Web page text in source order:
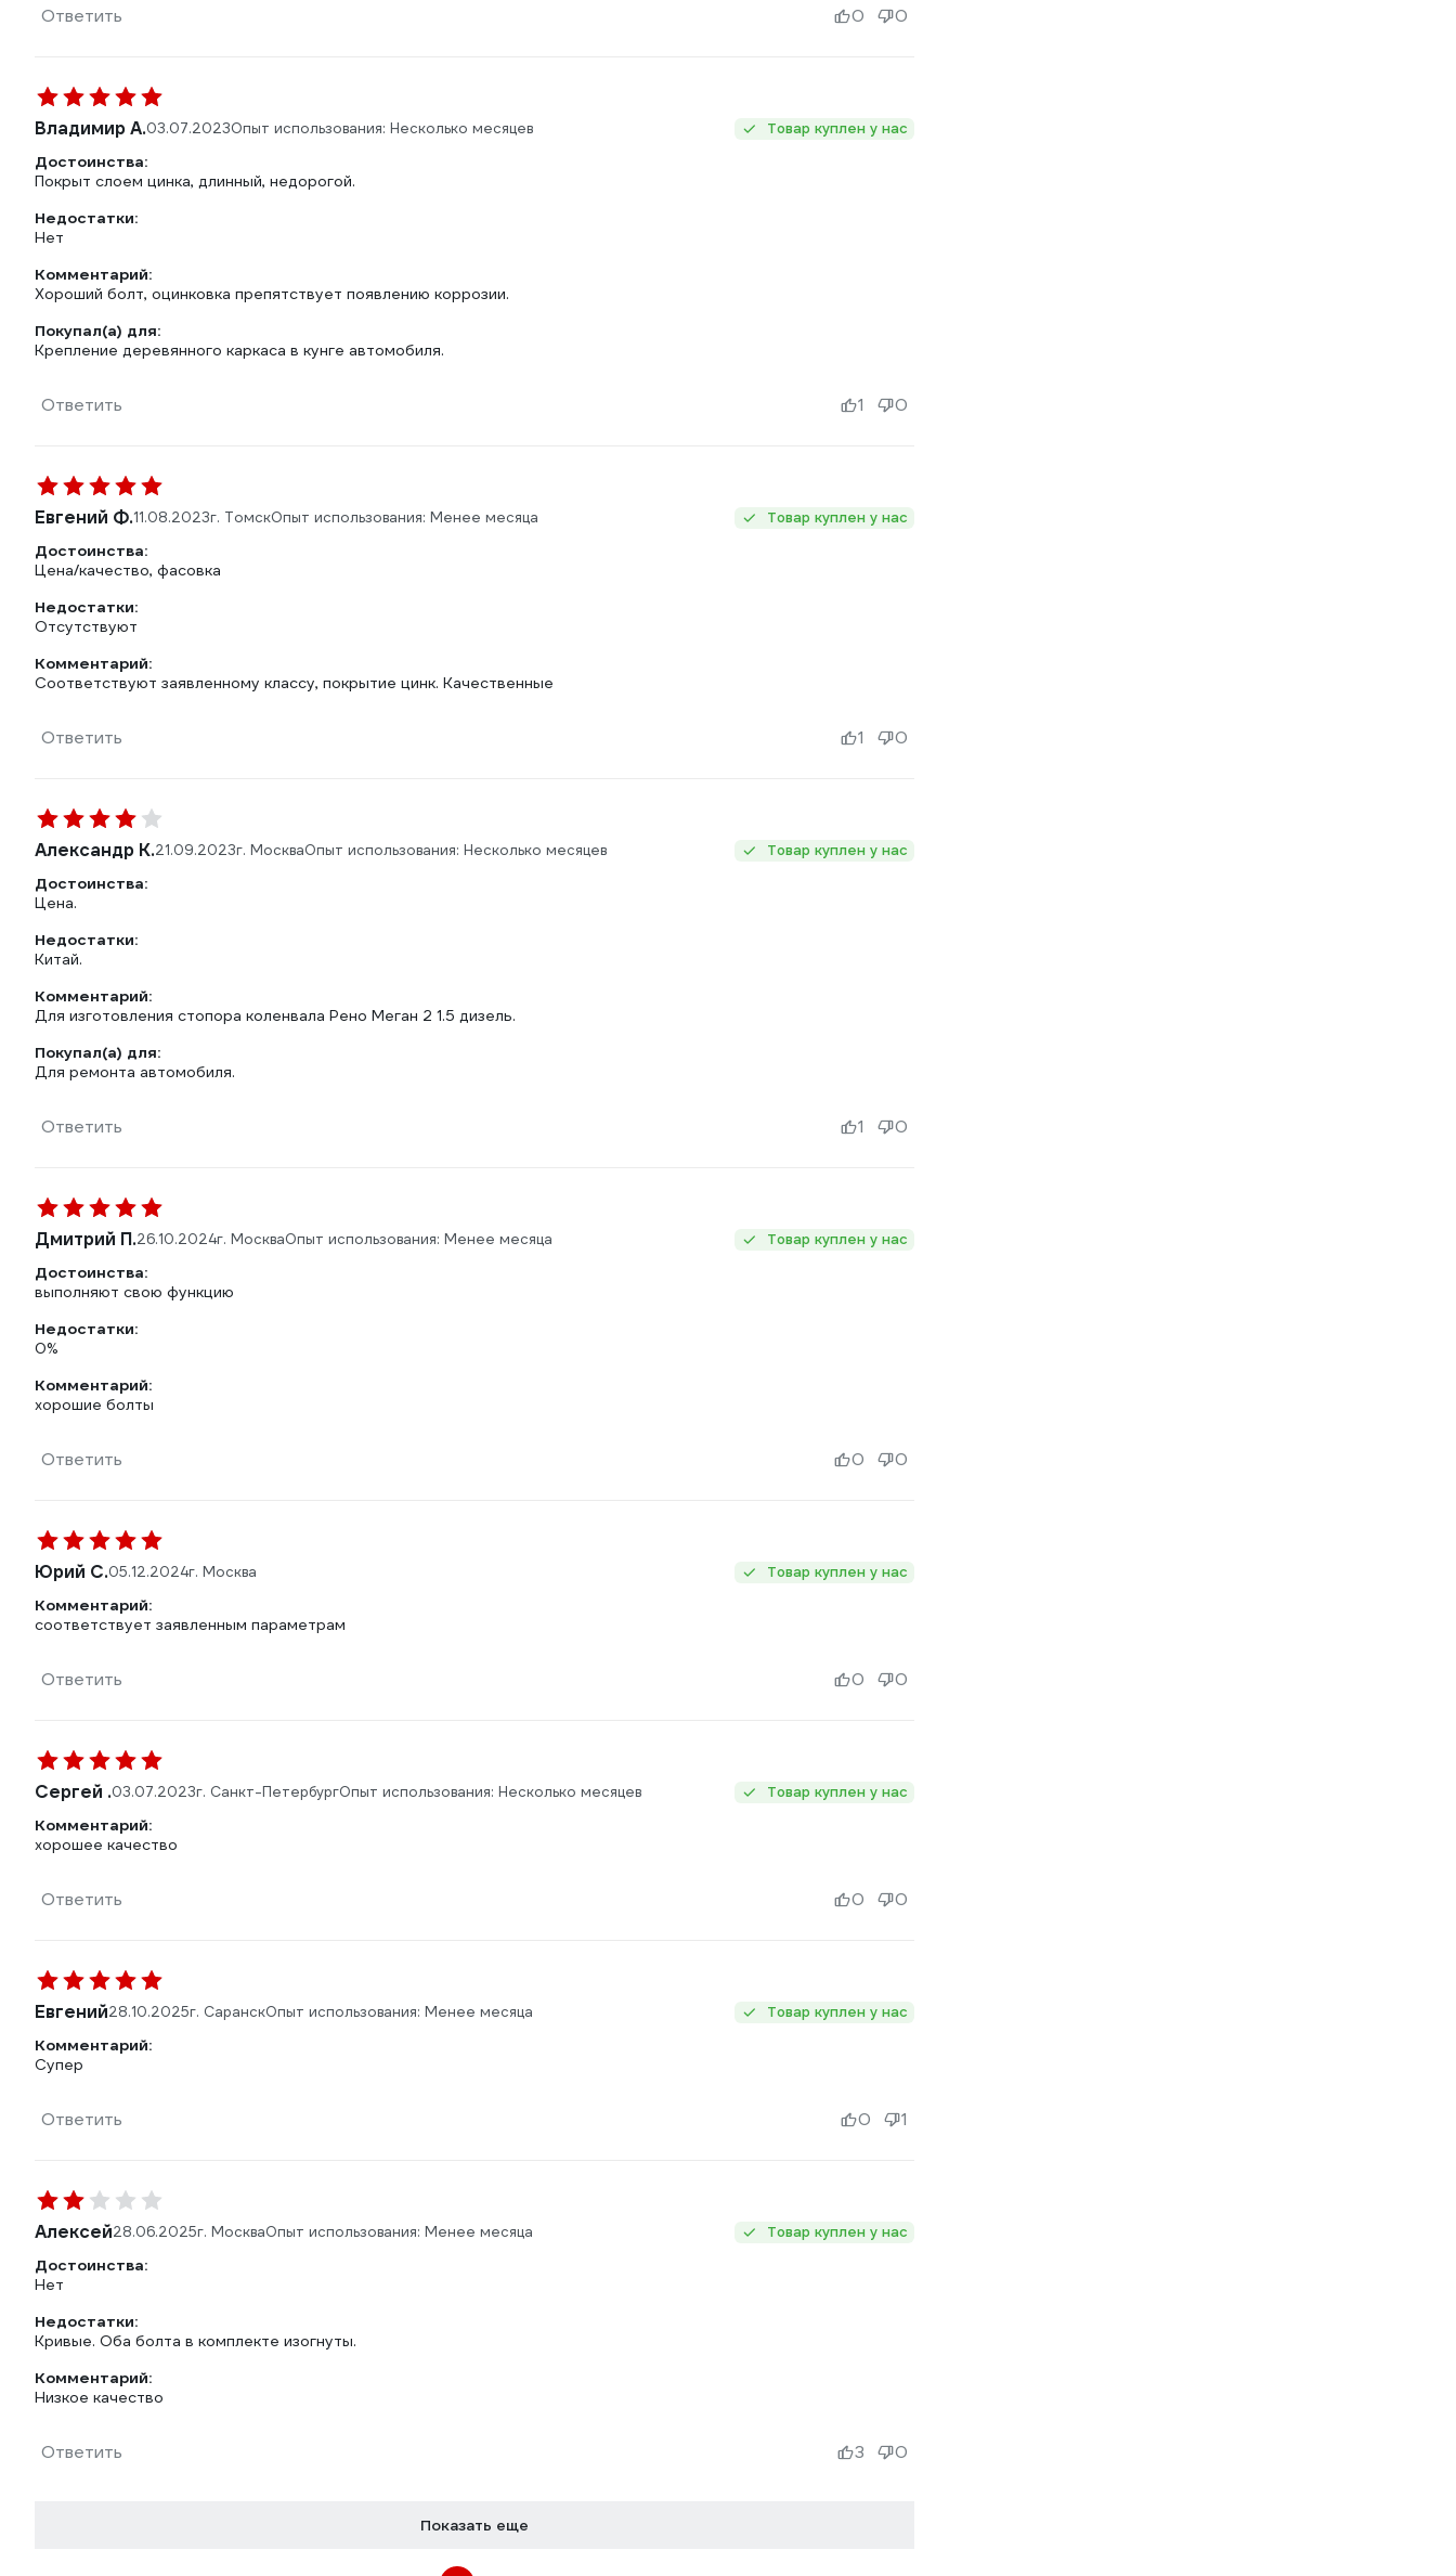
Ответить 0 0
Владимир А.03.07.2023Опыт использования: Несколько месяцев Товар куплен у нас
Достоинства:
Покрыт слоем цинка, длинный, недорогой.
Недостатки:
Нет
Комментарий:
Хороший болт, оцинковка препятствует появлению коррозии.
Покупал(а) для:
Крепление деревянного каркаса в кунге автомобиля.
Ответить 1 0
Евгений Ф.11.08.2023г. ТомскОпыт использования: Менее месяца Товар куплен у нас
Достоинства:
Цена/качество, фасовка
Недостатки:
Отсутствуют
Комментарий:
Соответствуют заявленному классу, покрытие цинк. Качественные
Ответить 1 0
Александр К.21.09.2023г. МоскваОпыт использования: Несколько месяцев Товар куплен у нас
Достоинства:
Цена.
Недостатки:
Китай.
Комментарий:
Для изготовления стопора коленвала Рено Меган 2 1.5 дизель.
Покупал(а) для:
Для ремонта автомобиля.
Ответить 1 0
Дмитрий П.26.10.2024г. МоскваОпыт использования: Менее месяца Товар куплен у нас
Достоинства:
выполняют свою функцию
Недостатки:
0%
Комментарий:
хорошие болты
Ответить 0 0
Юрий С.05.12.2024г. Москва Товар куплен у нас
Комментарий:
соответствует заявленным параметрам
Ответить 0 0
Сергей .03.07.2023г. Санкт-ПетербургОпыт использования: Несколько месяцев Товар куплен у нас
Комментарий:
хорошее качество
Ответить 0 0
Евгений28.10.2025г. СаранскОпыт использования: Менее месяца Товар куплен у нас
Комментарий:
Супер
Ответить 0 1
Алексей28.06.2025г. МоскваОпыт использования: Менее месяца Товар куплен у нас
Достоинства:
Нет
Недостатки:
Кривые. Оба болта в комплекте изогнуты.
Комментарий:
Низкое качество
Ответить 3 0
Показать еще